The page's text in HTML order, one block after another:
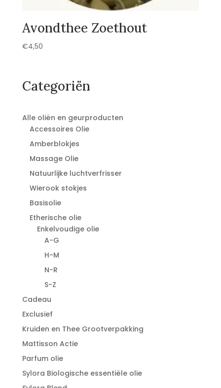
Avondthee Zoethout
€4,50
Categoriën
Alle oliën en geurproducten
Accessoires Olie
Amberblokjes
Massage Olie
Natuurlijke luchtverfrisser
Wierook stokjes
Basisolie
Etherische olie
Enkelvoudige olie
A-G
H-M
N-R
S-Z
Cadeau
Exclusief
Kruiden en Thee Grootverpakking
Mattisson Actie
Parfum olie
Sylora Biologische essentiële olie